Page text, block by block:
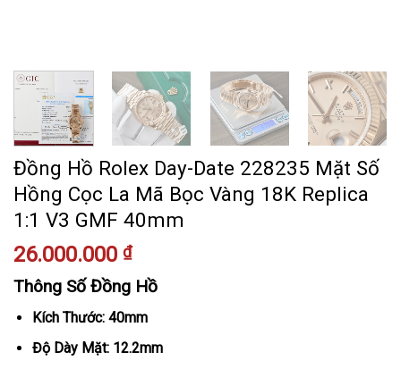
Đồng Hồ Rolex Day-Date 228235 Mặt Số
Hồng Cọc La Mã Bọc Vàng 18K Replica
1:1 V3 GMF 40mm
26.000.000 ₫
Thông Số Đồng Hồ
Kích Thước: 40mm
Độ Dày Mặt: 12.2mm